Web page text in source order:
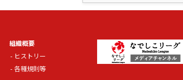
組織概要
ヒストリー
各種規則等